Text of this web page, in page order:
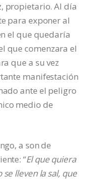
propietario. Al día
para exponer al
el que quedaría
que comenzara el
que a su vez
manifestación
ante el peligro
medio de
a son de
“El que quiera
lleven la sal, que